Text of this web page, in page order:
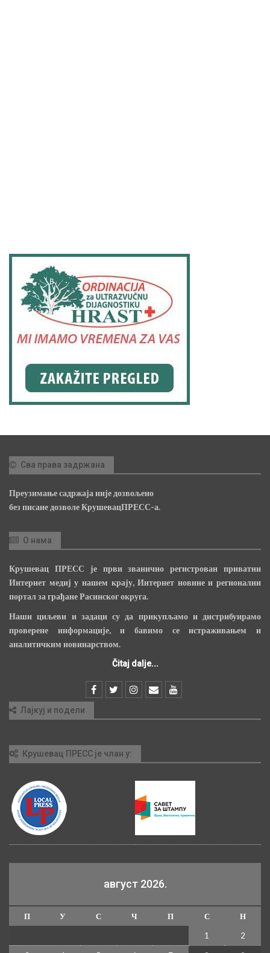
Сва права задржана
Преузимање садржаја није дозвољено
без писане дозволе КрушевацПРЕСС-а.
О нама
Крушевац ПРЕСС је први званично регистрован приватни
Интернет медиј у нашем крају, Интернет новине и регионални
портал за грађане Расинског округа.
Наши циљеви и задаци су да прикупљамо и дистрибуирамо
проверене информације, и бавимо се истраживањем и
аналитичким новинарством.
Čitaj dalje...
Лајкуј и подели
Крушевац ПРЕСС је члан у:
август 2026.
П У С Ч П С
Н
1
2